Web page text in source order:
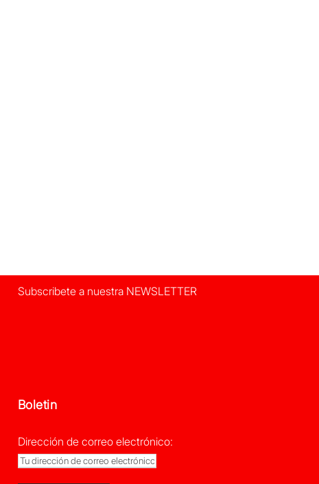
Subscribete a nuestra NEWSLETTER
Boletin
Dirección de correo electrónico: